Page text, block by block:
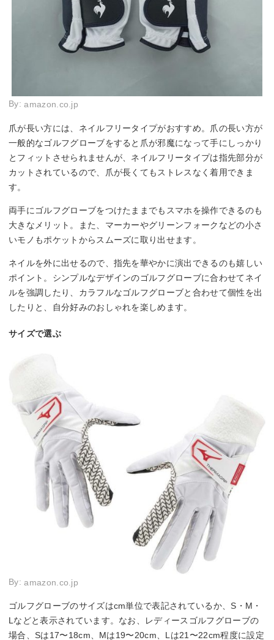
By:amazon.co.jp
爪が長い方には、ネイルフリータイプがおすすめ。爪の長い方が
一般的なゴルフグローブをすると爪が邪魔になって手にしっかり
とフィットさせられませんが、ネイルフリータイプは指先部分が
カットされているので、爪が長くてもストレスなく着用できま
す。
両手にゴルフグローブをつけたままでもスマホを操作できるのも
大きなメリット。また、マーカーやグリーンフォークなどの小さ
いモノもポケットからスムーズに取り出せます。
ネイルを外に出せるので、指先を華やかに演出できるのも嬉しい
ポイント。シンプルなデザインのゴルフグローブに合わせてネイ
ルを強調したり、カラフルなゴルフグローブと合わせて個性を出
したりと、自分好みのおしゃれを楽しめます。
サイズで選ぶ
By:amazon.co.jp
ゴルフグローブのサイズはcm単位で表記されているか、S・M・
Lなどと表示されています。なお、レディースゴルフグローブの
場合、Sは17〜18cm、Mは19〜20cm、Lは21〜22cm程度に設定